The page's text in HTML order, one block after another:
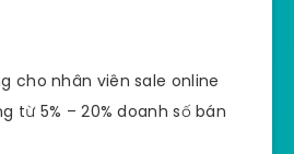
cho nhân viên sale online
từ 5% – 20% doanh số bán